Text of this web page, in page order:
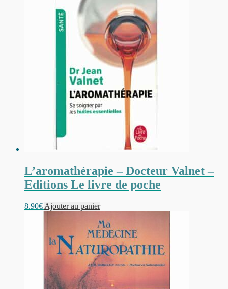
L’aromathérapie – Docteur Valnet –
Editions Le livre de poche
8.90€ Ajouter au panier